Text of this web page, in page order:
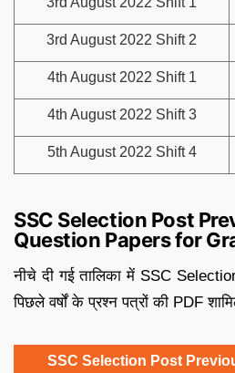
3rd August 2022 Shift 2
4th August 2022 Shift 1
4th August 2022 Shift 3
5th August 2022 Shift 4
SSC Selection Post
Question Papers for
नीचे दी गई तालिका में SSC
पिछले वर्षों के प्रश्न पत्रों की PDF
SSC Selection Post